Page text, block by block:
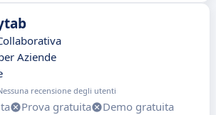
Aziende
recensione degli utenti
Prova gratuita
Demo gratuita